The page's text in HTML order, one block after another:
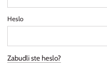
Heslo
Zabudli ste heslo?
Tony’s Chocolonely